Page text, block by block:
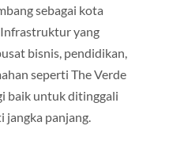
sebagai kota
yang
bisnis, pendidikan,
seperti The Verde
baik untuk ditinggali
jangka panjang.